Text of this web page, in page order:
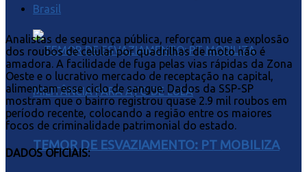
Brasil
TEMOR DE ESVAZIAMENTO: PT MOBILIZA
Analistas de segurança pública, reforçam que a explosão
dos roubos de celular por quadrilhas de moto não é
amadora. A facilidade de fuga pelas vias rápidas da Zona
Oeste e o lucrativo mercado de receptação na capital,
alimentam esse ciclo de sangue. Dados da SSP-SP
mostram que o bairro registrou quase 2.9 mil roubos em
período recente, colocando a região entre os maiores
focos de criminalidade patrimonial do estado.
DADOS OFICIAIS: